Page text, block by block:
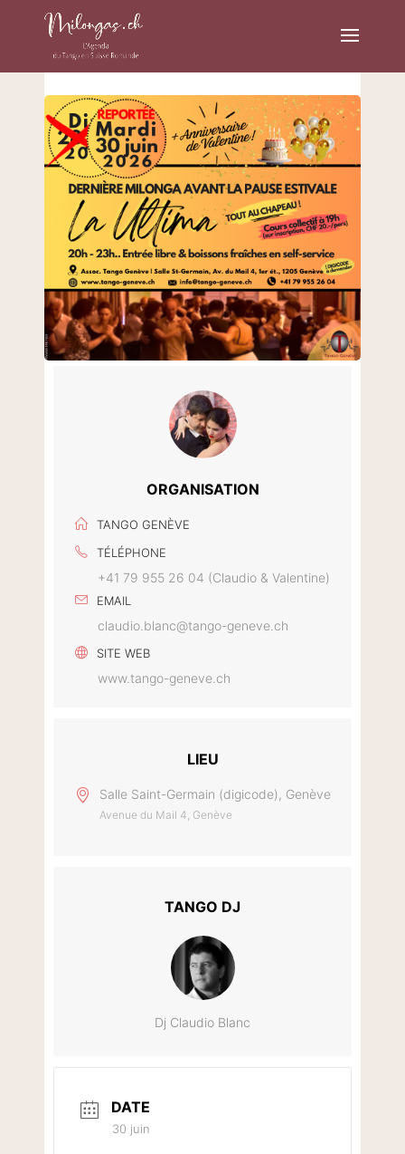
ORGANISATION
TANGO GENÈVE
TÉLÉPHONE
+41 79 955 26 04 (Claudio & Valentine)
EMAIL
claudio.blanc@tango-geneve.ch
SITE WEB
www.tango-geneve.ch
LIEU
Salle Saint-Germain (digicode), Genève
Avenue du Mail 4, Genève
TANGO DJ
Dj Claudio Blanc
DATE
30 juin